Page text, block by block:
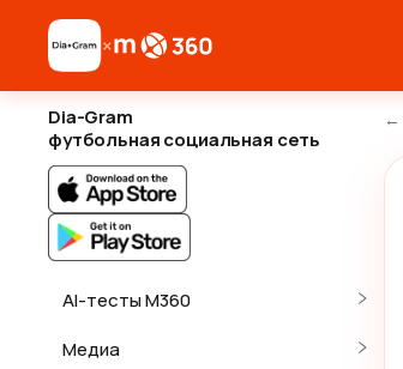
×
Dia-Gram
футбольная социальная сеть
AI-тесты M360
Медиа
←